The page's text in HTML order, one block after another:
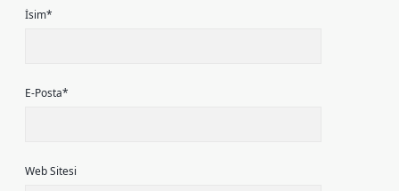
İsim*
E-Posta*
Web Sitesi